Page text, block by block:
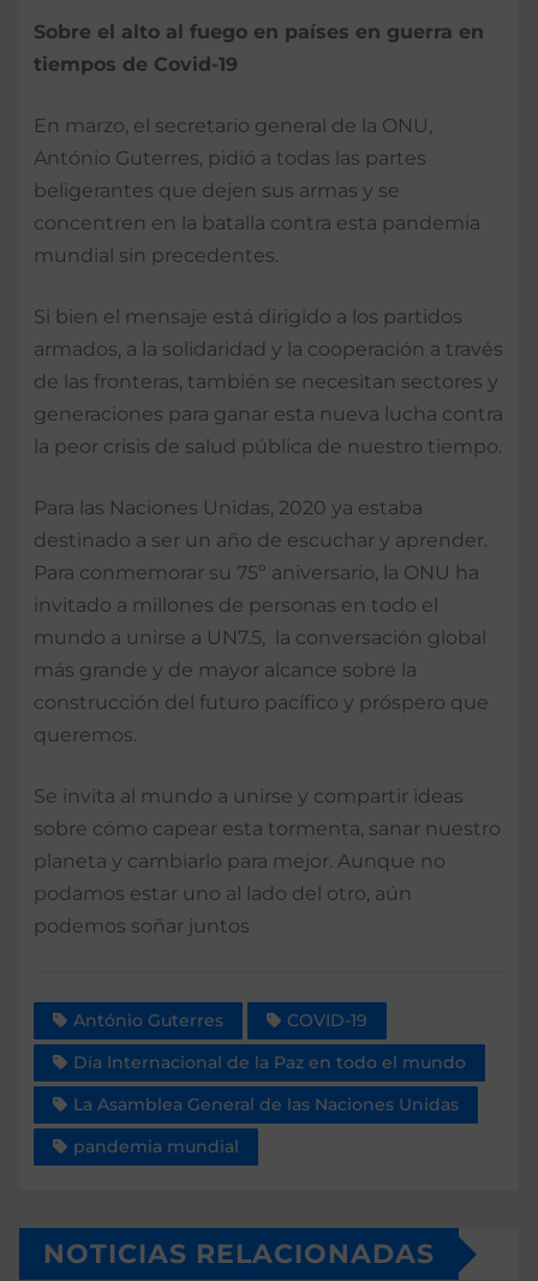
Sobre el alto al fuego en países en guerra en
tiempos de Covid-19
En marzo, el secretario general de la ONU,
António Guterres, pidió a todas las partes
beligerantes que dejen sus armas y se
concentren en la batalla contra esta pandemia
mundial sin precedentes.
Si bien el mensaje está dirigido a los partidos
armados, a la solidaridad y la cooperación a través
de las fronteras, también se necesitan sectores y
generaciones para ganar esta nueva lucha contra
la peor crisis de salud pública de nuestro tiempo.
Para las Naciones Unidas, 2020 ya estaba
destinado a ser un año de escuchar y aprender.
Para conmemorar su 75º aniversario, la ONU ha
invitado a millones de personas en todo el
mundo a unirse a UN7.5, la conversación global
más grande y de mayor alcance sobre la
construcción del futuro pacífico y próspero que
queremos.
Se invita al mundo a unirse y compartir ideas
sobre cómo capear esta tormenta, sanar nuestro
planeta y cambiarlo para mejor. Aunque no
podamos estar uno al lado del otro, aún
podemos soñar juntos
António Guterres
COVID-19
Día Internacional de la Paz en todo el mundo
La Asamblea General de las Naciones Unidas
pandemia mundial
NOTICIAS RELACIONADAS